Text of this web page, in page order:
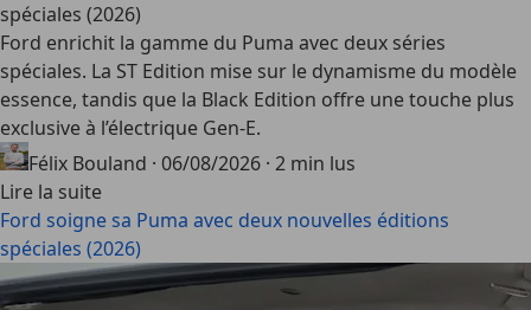
spéciales (2026)
Ford enrichit la gamme du Puma avec deux séries
spéciales. La ST Edition mise sur le dynamisme du modèle
essence, tandis que la Black Edition offre une touche plus
exclusive à l’électrique Gen-E.
Félix Bouland · 06/08/2026 · 2 min lus
Lire la suite
Ford soigne sa Puma avec deux nouvelles éditions
spéciales (2026)